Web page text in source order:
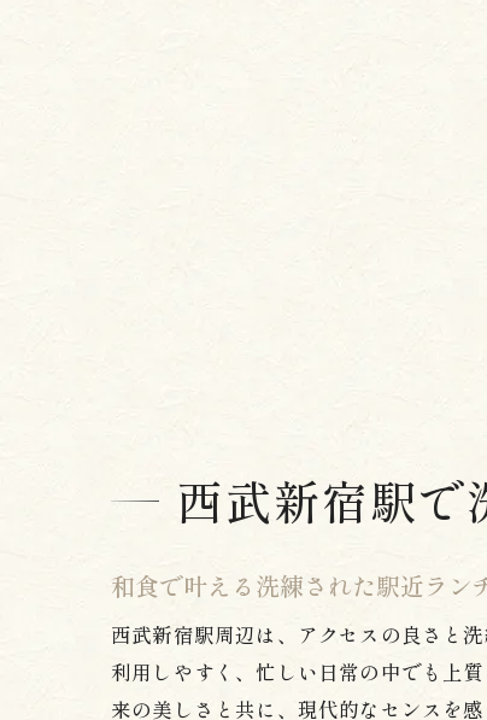
西武新宿駅
和食で叶える洗練された駅近ラン
西武新宿駅周辺は、アクセスの良さと
利用しやすく、忙しい日常の中でも上
来の美しさと共に、現代的なセンスを